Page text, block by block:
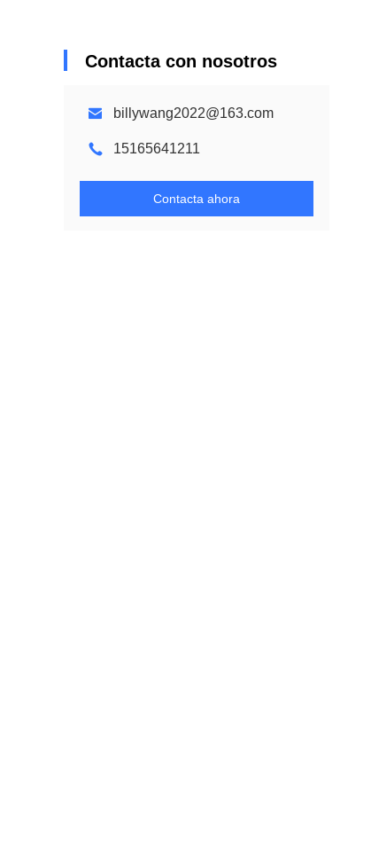
Contacta con nosotros
billywang2022@163.com
15165641211
Contacta ahora